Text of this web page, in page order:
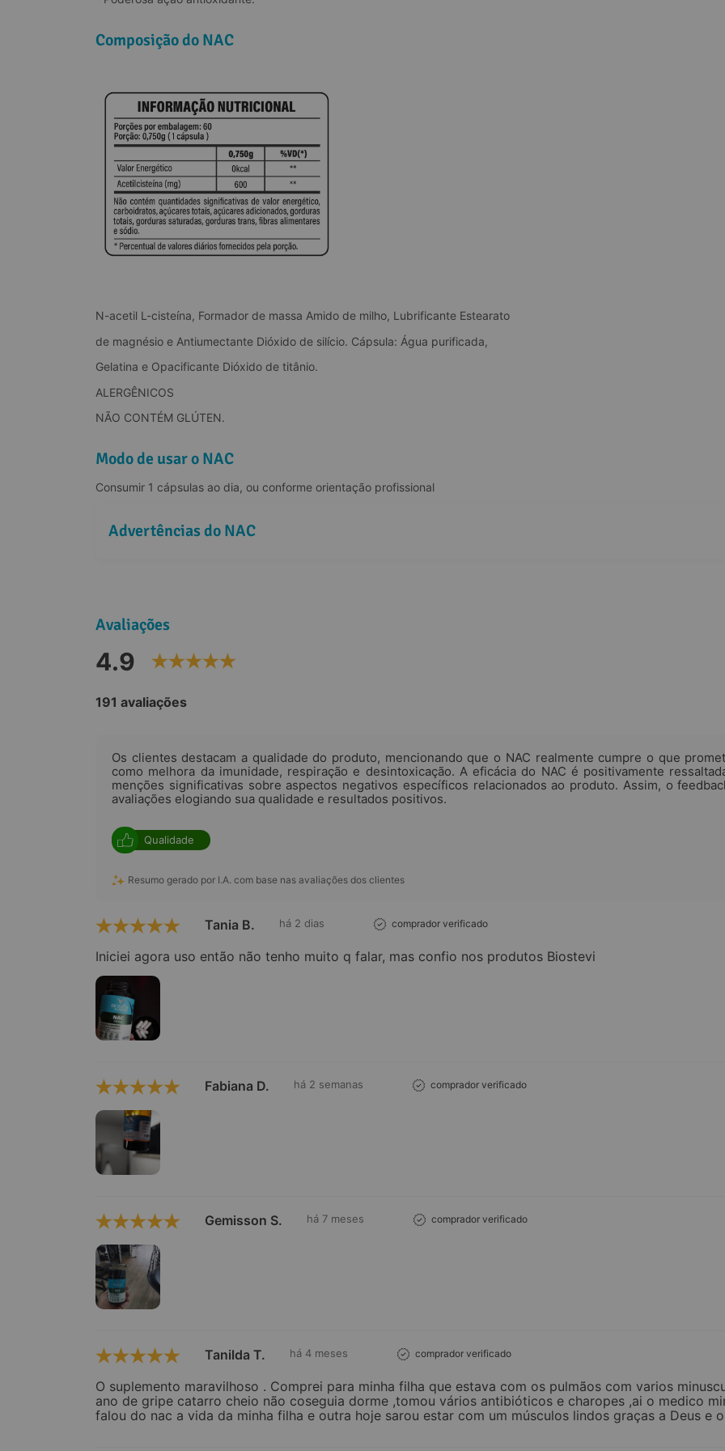
Composição do NAC
N-acetil L-cisteína, Formador de massa Amido de milho, Lubrificante Estearato
de magnésio e Antiumectante Dióxido de silício. Cápsula: Água purificada,
Gelatina e Opacificante Dióxido de titânio.
ALERGÊNICOS
NÃO CONTÉM GLÚTEN.
Modo de usar o NAC
Consumir 1 cápsulas ao dia, ou conforme orientação profissional
Advertências do NAC
Avaliações
4.9
191 avaliações
Os clientes destacam a qualidade do produto, mencionando que o NAC realmente cumpre o que
como melhora da imunidade, respiração e desintoxicação. A eficácia do NAC é positivamente
menções significativas sobre aspectos negativos específicos relacionados ao produto. Assim, o
avaliações elogiando sua qualidade e resultados positivos.
Qualidade
Resumo gerado por I.A. com base nas avaliações dos clientes
Tania B. há 2 dias comprador verificado
Iniciei agora uso então não tenho muito q falar, mas confio nos produtos Biostevi
Fabiana D. há 2 semanas comprador verificado
Gemisson S. há 7 meses comprador verificado
Tanilda T. há 4 meses comprador verificado
O suplemento maravilhoso . Comprei para minha filha que estava com os pulmãos com varios
ano de gripe catarro cheio não coseguia dorme ,tomou vários antibióticos e charopes ,ai o medico
falou do nac a vida da minha filha e outra hoje sarou estar com um músculos lindos graças a Deus e